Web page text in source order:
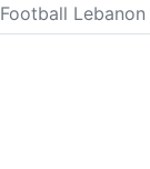
Football Lebanon